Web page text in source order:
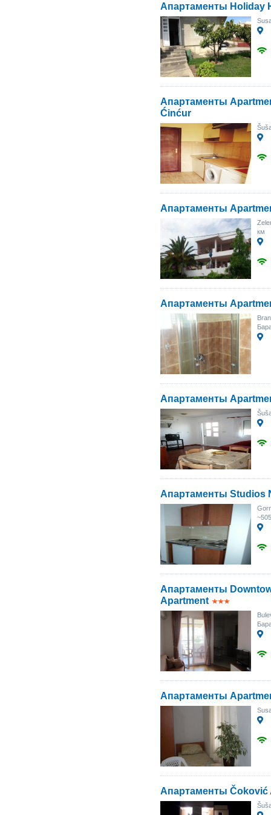
Апартаменты Holiday
Апартаменты
Ćinćur
Апартаменты
км
Апартаменты
Апартаменты
Апартаменты Studios
Апартаменты
Apartment
Апартаменты
Апартаменты Čoković